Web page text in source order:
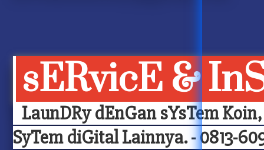
sERvicE &
LaunDRy dEnGan sYsTem
SyTem diGital Lainnya. - 0813-